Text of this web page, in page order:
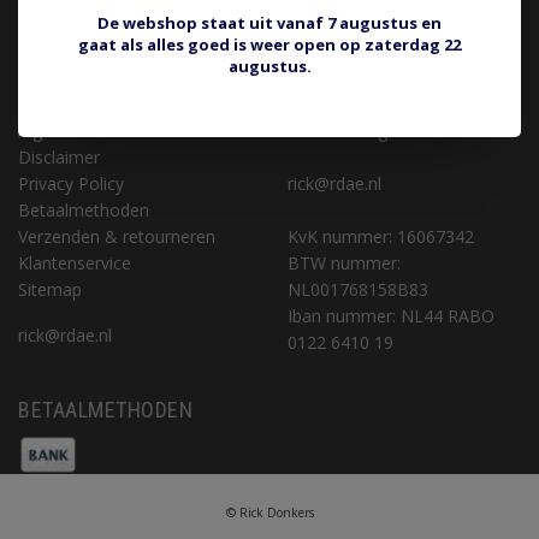
KLANTENSERVICE
Retourneren of aankoop
Algemene voorwaarden
Disclaimer
Privacy Policy
Betaalmethoden
Verzenden & retourneren
Klantenservice
Sitemap
rick@rdae.nl
CONTACT
Rick Donkers Auto Electrics
Binnenveld 9 (geen
rick@rdae.nl
KvK nummer: 16067342
BTW nummer:
NL001768158B83
Iban nummer: NL44 RABO
0122 6410 19
BETAALMETHODEN
© Rick Donkers
De webshop staat uit vanaf 7 augustus en
gaat als alles goed is weer open op zaterdag 22
augustus.